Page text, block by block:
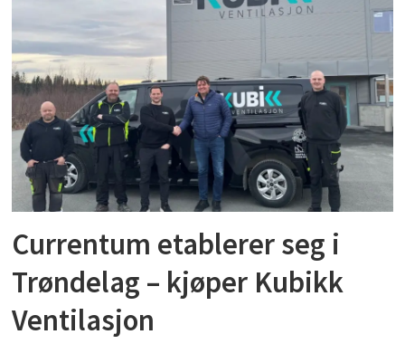
Currentum etablerer seg i
Trøndelag – kjøper Kubikk
Ventilasjon